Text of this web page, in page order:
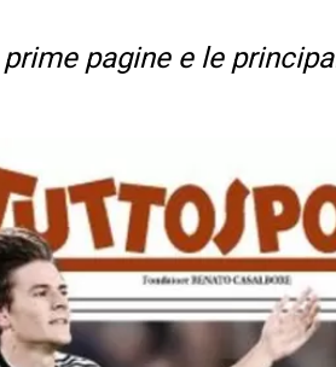
pagine e le